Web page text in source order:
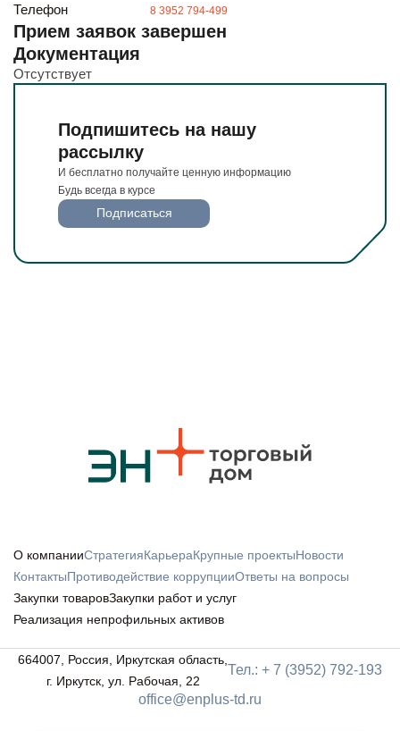
Телефон 8 3952 794-499
Прием заявок завершен
Документация
Отсутствует
Подпишитесь на нашу
рассылку
И бесплатно получайте ценную информацию
Будь всегда в курсе
Подписаться
О компанииСтратегияКарьераКрупные проектыНовости
КонтактыПротиводействие коррупцииОтветы на вопросы
Закупки товаровЗакупки работ и услуг
Реализация непрофильных активов
664007, Россия, Иркутская область,
г. Иркутск, ул. Рабочая, 22
Тел.: + 7 (3952) 792-193
office@enplus-td.ru